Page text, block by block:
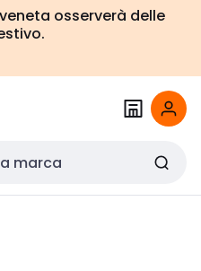
osserverà delle